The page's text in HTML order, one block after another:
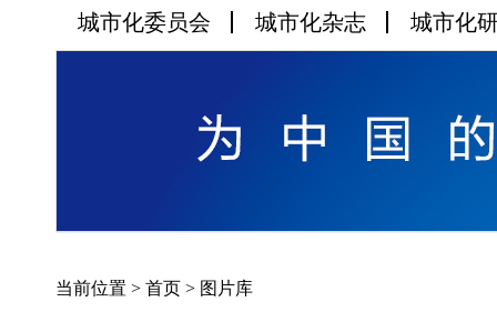
城市化委员会 城市化杂志 城市化
当前位置 > 首页 > 图片库